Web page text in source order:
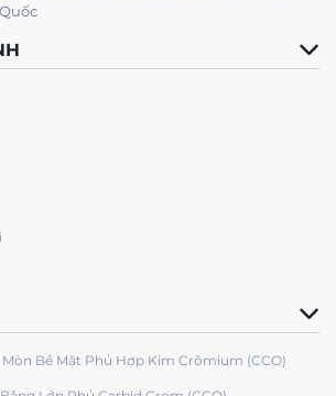
Bề Mặt Phủ Hợp Kim Crômium (CCO)